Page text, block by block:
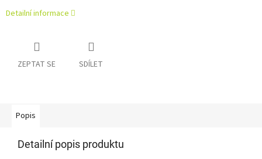
Detailní informace
ZEPTAT SE SDÍLET
Popis
Detailní popis produktu